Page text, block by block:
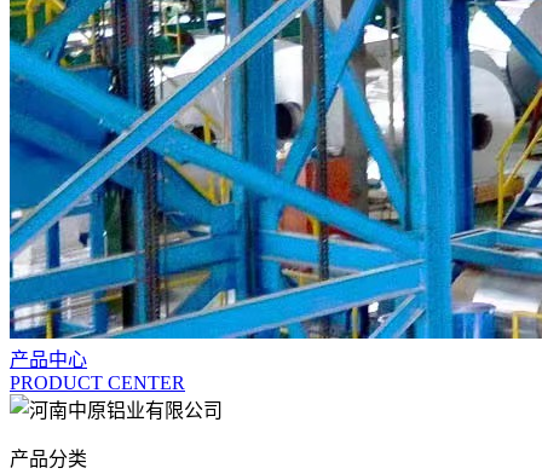
产品中心
PRODUCT CENTER
产品分类